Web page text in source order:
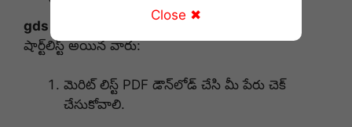
gds result date
ఈ రోజే కాబట్టి, ఫలితాలు రాగానే
షార్ట్‌లిస్ట్ అయిన వారు:
మెరిట్ లిస్ట్ PDF డౌన్‌లోడ్ చేసి మీ పేరు చెక్
చేసుకోవాలి.
Close ✖